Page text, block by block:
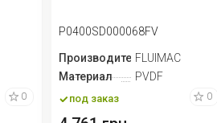
0
P0400SD000068FV
ПроизводительFLUIMAC
Материал
PVDF
под заказ 0